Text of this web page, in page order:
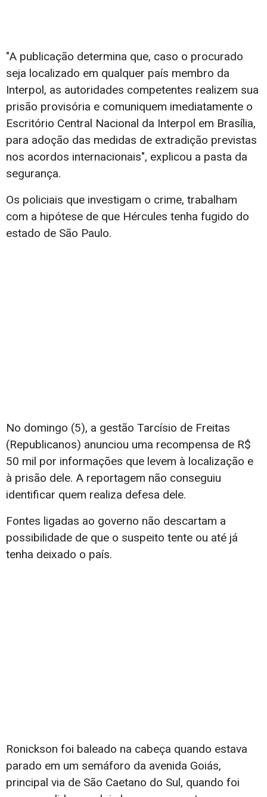
"A publicação determina que, caso o procurado
seja localizado em qualquer país membro da
Interpol, as autoridades competentes realizem sua
prisão provisória e comuniquem imediatamente o
Escritório Central Nacional da Interpol em Brasília,
para adoção das medidas de extradição previstas
nos acordos internacionais", explicou a pasta da
segurança.
Os policiais que investigam o crime, trabalham
com a hipótese de que Hércules tenha fugido do
estado de São Paulo.
No domingo (5), a gestão Tarcísio de Freitas
(Republicanos) anunciou uma recompensa de R$
50 mil por informações que levem à localização e
à prisão dele. A reportagem não conseguiu
identificar quem realiza defesa dele.
Fontes ligadas ao governo não descartam a
possibilidade de que o suspeito tente ou até já
tenha deixado o país.
Ronickson foi baleado na cabeça quando estava
parado em um semáforo da avenida Goiás,
principal via de São Caetano do Sul, quando foi